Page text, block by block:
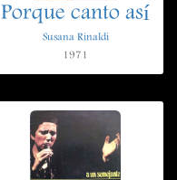
Porque canto así
Susana Rinaldi
1971